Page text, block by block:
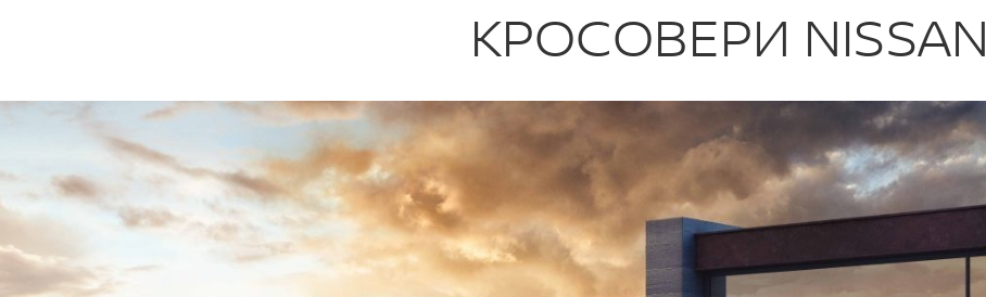
КРОСОВЕРИ NISSAN